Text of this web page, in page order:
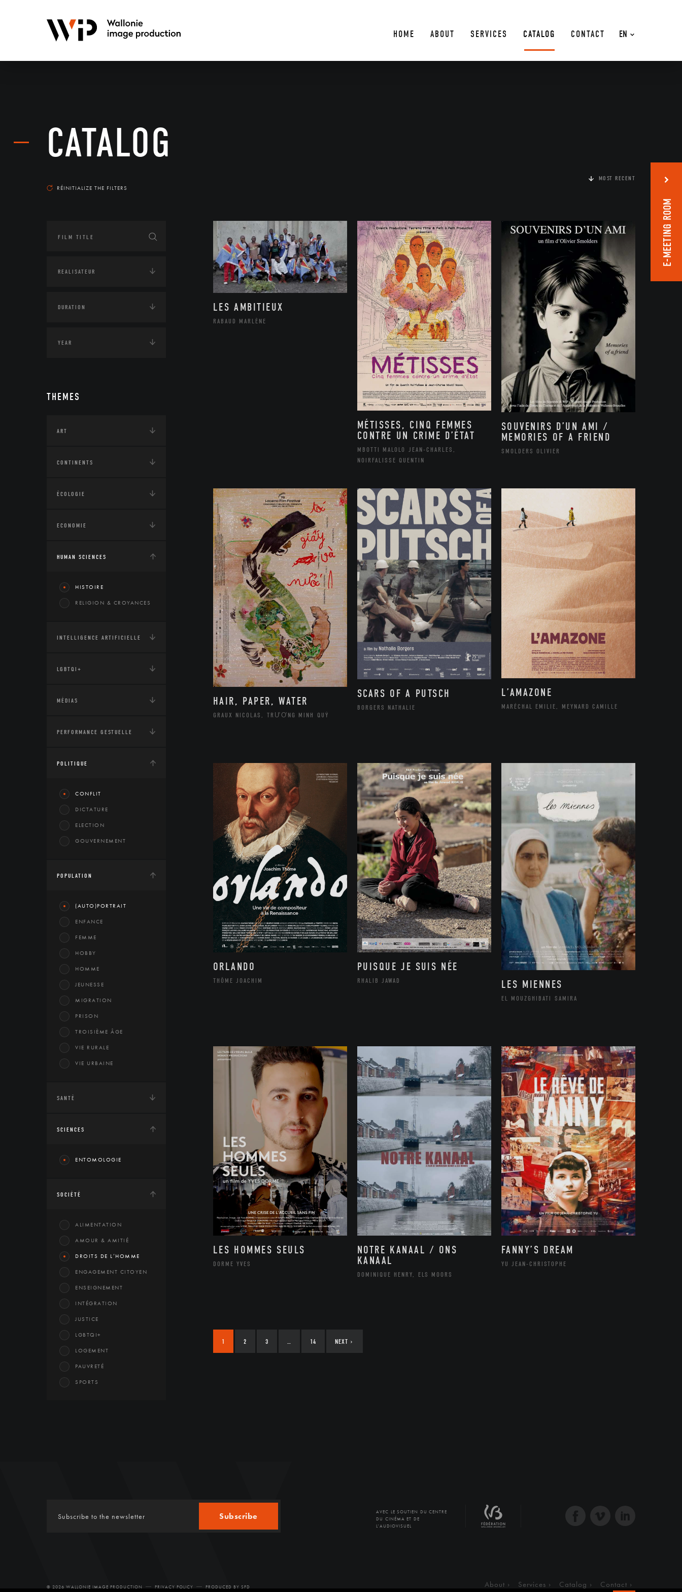
EN
HOME ABOUT SERVICES CATALOG CONTACT
CATALOG
RÉINITIALIZE THE FILTERS
THEMES
ART
CONTINENTS
ÉCOLOGIE
ECONOMIE
HUMAN SCIENCES
HISTOIRE
RELIGION & CROYANCES
INTELLIGENCE ARTIFICIELLE
LGBTQI+
MÉDIAS
PERFORMANCE GESTUELLE
POLITIQUE
CONFLIT
DICTATURE
ELECTION
GOUVERNEMENT
POPULATION
(AUTO)PORTRAIT
ENFANCE
FEMME
HOBBY
HOMME
JEUNESSE
MIGRATION
PRISON
TROISIÈME ÂGE
VIE RURALE
VIE URBAINE
SANTÉ
SCIENCES
ENTOMOLOGIE
SOCIÉTÉ
ALIMENTATION
AMOUR & AMITIÉ
DROITS DE L’HOMME
ENGAGEMENT CITOYEN
ENSEIGNEMENT
INTÉGRATION
JUSTICE
LGBTQI+
LOGEMENT
PAUVRETÉ
SPORTS
MOST RECENT
LES AMBITIEUX
RABAUD MARLÈNE
MÉTISSES, CINQ FEMMES
CONTRE UN CRIME D’ÉTAT
MBOTTI MALOLO JEAN-CHARLES,
NOIRFALISSE QUENTIN
SOUVENIRS D’UN AMI /
MEMORIES OF A FRIEND
SMOLDERS OLIVIER
HAIR, PAPER, WATER
GRAUX NICOLAS, TRƯƠNG MINH QUÝ
SCARS OF A PUTSCH
BORGERS NATHALIE
L’AMAZONE
MARÉCHAL EMILIE, MEYNARD CAMILLE
ORLANDO
THÔME JOACHIM
PUISQUE JE SUIS NÉE
RHALIB JAWAD LES MIENNES
EL MOUZGHIBATI SAMIRA
LES HOMMES SEULS
DORME YVES
NOTRE KANAAL / ONS
KANAAL
DOMINIQUE HENRY, ELS MOORS
FANNY’S DREAM
YU JEAN-CHRISTOPHE
1 2 3 … 14 NEXT ›
Subscribe
AVEC LE SOUTIEN DU CENTRE
DU CINÉMA ET DE
L'AUDIOVISUEL
© 2026 WALLONIE IMAGE PRODUCTION PRIVACY POLICY PRODUCED BY SFD About Services Catalog Contact
E-MEETING ROOM